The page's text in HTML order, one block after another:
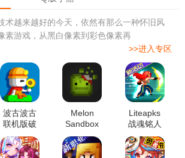
术越来越好的今天，依然有那么一种怀旧风
素游戏，从黑白像素到彩色像素再
>>进入专区
波古波古
联机版破
解版
Melon
Sandbox
甜瓜游乐
场国际版
Liteapks
战魂铭人
3.2.2最新
破解版